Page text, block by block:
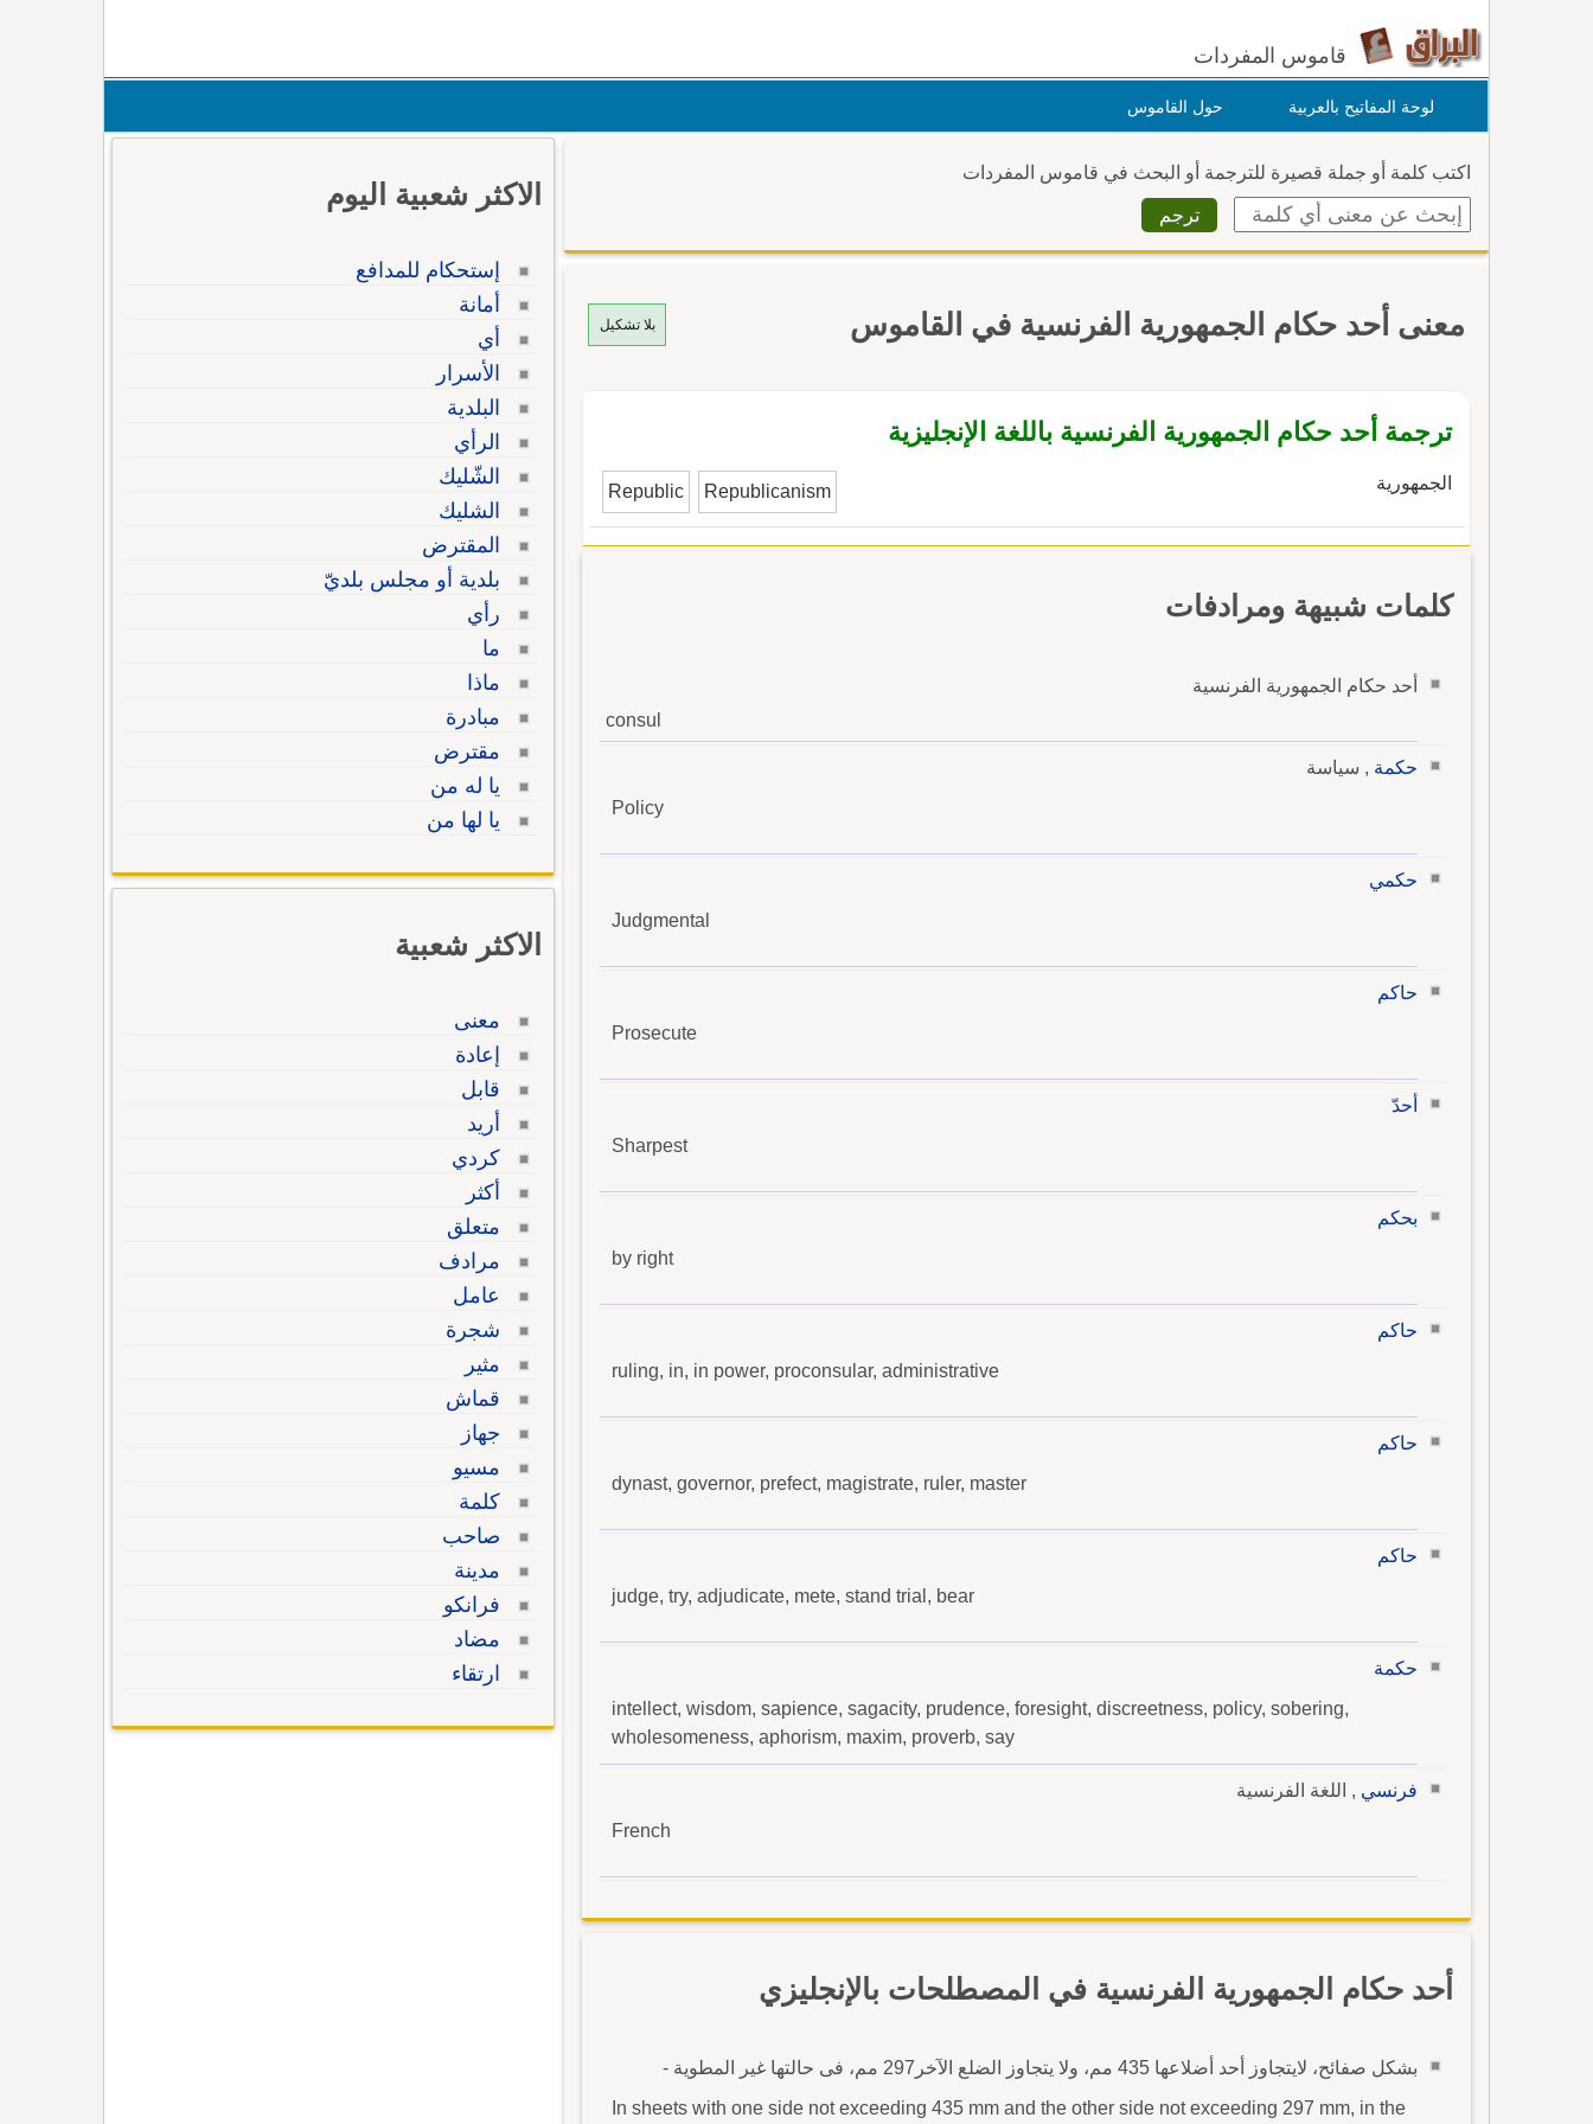
قاموس المفردات
لوحة المفاتيح بالعربية حول القاموس
اكتب كلمة أو جملة قصيرة للترجمة أو البحث في قاموس المفردات
بلا تشكيل معنى أحد حكام الجمهورية الفرنسية في القاموس
ترجمة أحد حكام الجمهورية الفرنسية باللغة الإنجليزية
الجمهورية Republic Republicanism
كلمات شبيهة ومرادفات
أحد حكام الجمهورية الفرنسية
consul
حكمة , سياسة
Policy
حكمي
Judgmental
حاكم
Prosecute
أحدّ
Sharpest
بحكم
by right
حاكم
ruling, in, in power, proconsular, administrative
حاكم
dynast, governor, prefect, magistrate, ruler, master
حاكم
judge, try, adjudicate, mete, stand trial, bear
حكمة
intellect, wisdom, sapience, sagacity, prudence, foresight, discreetness, policy, sobering,
wholesomeness, aphorism, maxim, proverb, say
فرنسي , اللغة الفرنسية
French
أحد حكام الجمهورية الفرنسية في المصطلحات بالإنجليزي
بشكل صفائح، لايتجاوز أحد أضلاعها 435 مم، ولا يتجاوز الضلع الآخر297 مم، فى حالتها غير المطوية -
In sheets with one side not exceeding 435 mm and the other side not exceeding 297 mm, in the
الاكثر شعبية اليوم
إستحكام للمدافع
أمانة
أي
الأسرار
البلدية
الرأي
الشّليك
الشليك
المقترض
بلدية أو مجلس بلديّ
رأي
ما
ماذا
مبادرة
مقترض
يا له من
يا لها من
الاكثر شعبية
معنى
إعادة
قابل
أريد
كردي
أكثر
متعلق
مرادف
عامل
شجرة
مثير
قماش
جهاز
مسيو
كلمة
صاحب
مدينة
فرانكو
مضاد
ارتقاء